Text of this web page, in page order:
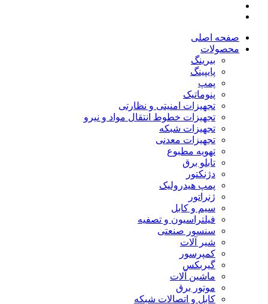
صفحه اصلی
محصولات
بیرینگ
پایپینگ
پمپ
پنوماتیک
تجهیزات امنیتی و نظارتی
تجهیزات خطوط انتقال مواد و نیرو
تجهیزات شبکه
تجهیزات معدنی
تهویه مطبوع
تابلو برق
دژنکتور
پمپ هیدرولیک
ژنراتور
سیم و کابل
فیلتراسیون و تصفیه
سنسور صنعتی
شیر آلات
کمپرسور
گیربکس
ماشین آلات
موتور برق
کابل و اتصالات شبکه